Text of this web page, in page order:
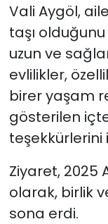
Vali Aygöl,
taşı
uzun ve
evlilikler,
birer yaşam
gösterilen
teşekkürlerini
Ziyaret, 2025
olarak, birlik
sona erdi.